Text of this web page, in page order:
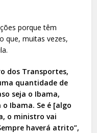
porque têm
que, muitas vezes,
dos Transportes,
quantidade de
seja o Ibama,
Ibama. Se é [algo
o ministro vai
haverá atrito”,